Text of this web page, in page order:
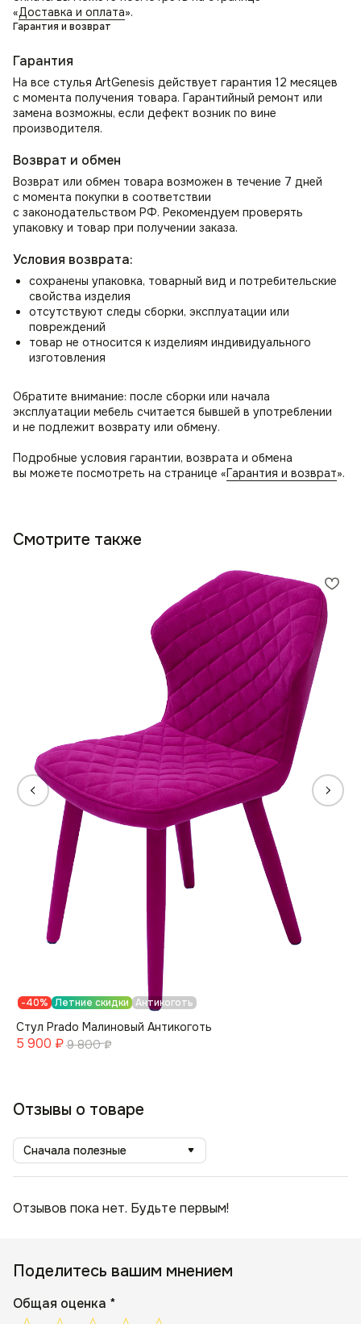
«Доставка и оплата».
Гарантия и возврат
Гарантия
На все стулья ArtGenesis действует гарантия 12 месяцев
с момента получения товара. Гарантийный ремонт или
замена возможны, если дефект возник по вине
производителя.
Возврат и обмен
Возврат или обмен товара возможен в течение 7 дней
с момента покупки в соответствии
с законодательством РФ. Рекомендуем проверять
упаковку и товар при получении заказа.
Условия возврата:
сохранены упаковка, товарный вид и потребительские
свойства изделия
отсутствуют следы сборки, эксплуатации или
повреждений
товар не относится к изделиям индивидуального
изготовления
Обратите внимание: после сборки или начала
эксплуатации мебель считается бывшей в употреблении
и не подлежит возврату или обмену.
Подробные условия гарантии, возврата и обмена
вы можете посмотреть на странице «Гарантия и возврат».
Смотрите также
-40% Летние скидки Антикоготь
Стул Prado Малиновый Антикоготь
5 900 ₽ 9 800 ₽
Отзывы о товаре
Сначала полезные
Отзывов пока нет. Будьте первым!
Поделитесь вашим мнением
Общая оценка *